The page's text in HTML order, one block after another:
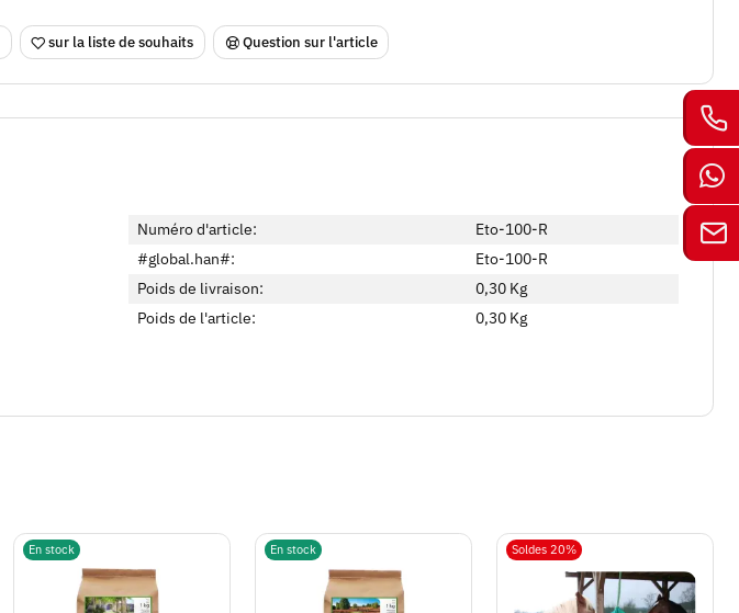
sur la liste de souhaits Question sur l'article
Numéro d'article:
Eto-100-R
#global.han#:
Eto-100-R
Poids de livraison:
0,30 Kg
Poids de l'article:
0,30 Kg
En stock En stock Soldes 20%